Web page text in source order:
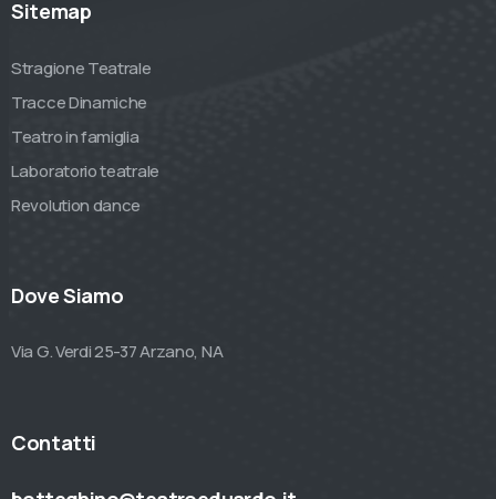
Sitemap
Stragione Teatrale
Tracce Dinamiche
Teatro in famiglia
Laboratorio teatrale
Revolution dance
Dove Siamo
Via G. Verdi 25-37 Arzano, NA
Contatti